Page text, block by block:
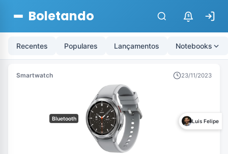
Boletando $
Recentes Populares Lançamentos Notebooks
Smartwatch 23/11/2023
Bluetooth Luis Felipe